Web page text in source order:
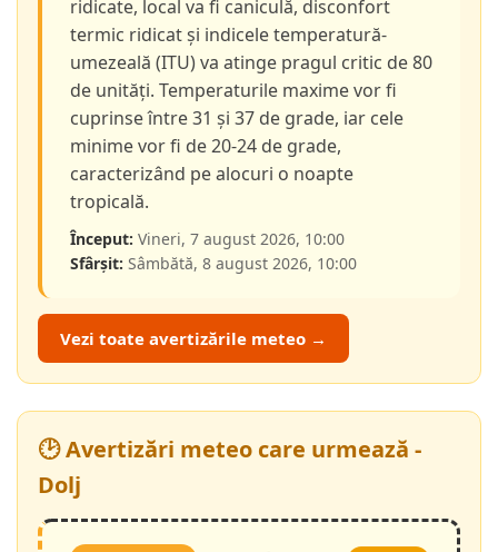
ridicate, local va fi caniculă, disconfort
termic ridicat și indicele temperatură-
umezeală (ITU) va atinge pragul critic de 80
de unități. Temperaturile maxime vor fi
cuprinse între 31 și 37 de grade, iar cele
minime vor fi de 20-24 de grade,
caracterizând pe alocuri o noapte
tropicală.
Început: Vineri, 7 august 2026, 10:00
Sfârșit: Sâmbătă, 8 august 2026, 10:00
Vezi toate avertizările meteo →
🕑 Avertizări meteo care urmează -
Dolj